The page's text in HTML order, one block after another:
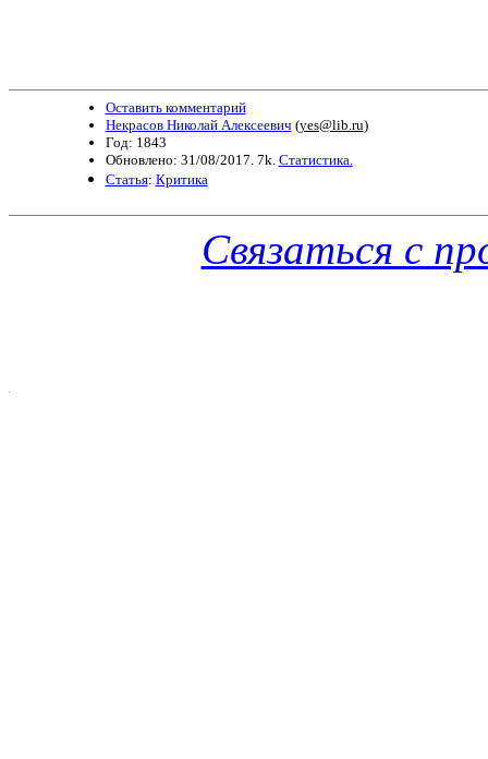
Оставить комментарий
Некрасов Николай Алексеевич (yes@lib.ru)
Год: 1843
Обновлено: 31/08/2017. 7k. Статистика.
Статья: Критика
Связаться с